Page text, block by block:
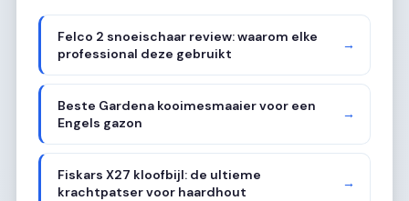
Felco 2 snoeischaar review: waarom elke
professional deze gebruikt
→
Beste Gardena kooimesmaaier voor een
Engels gazon
→
Fiskars X27 kloofbijl: de ultieme
krachtpatser voor haardhout
→